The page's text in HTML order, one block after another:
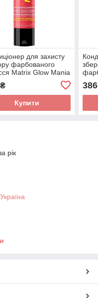
для захисту
фарбованого
Matrix Glow Mania
300мл
Купити
мл
386
рік